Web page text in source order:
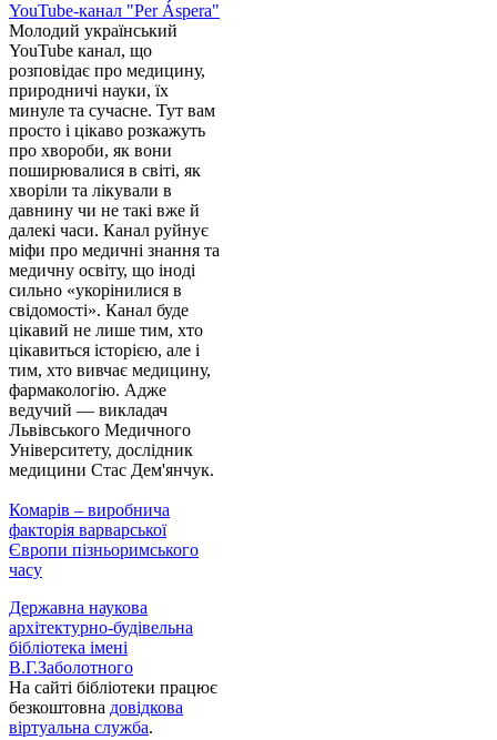
YouTube-канал "Per Áspera"
Молодий український
YouTube канал, що
розповідає про медицину,
природничі науки, їх
минуле та сучасне. Тут вам
просто і цікаво розкажуть
про хвороби, як вони
поширювалися в світі, як
хворіли та лікували в
давнину чи не такі вже й
далекі часи. Канал руйнує
міфи про медичні знання та
медичну освіту, що іноді
сильно «укорінилися в
свідомості». Канал буде
цікавий не лише тим, хто
цікавиться історією, але і
тим, хто вивчає медицину,
фармакологію. Адже
ведучий — викладач
Львівського Медичного
Університету, дослідник
медицини Стас Дем'янчук.
Комарів – виробнича
факторія варварської
Європи пізньоримського
часу
Державна наукова
архітектурно-будівельна
бібліотека імені
В.Г.Заболотного
На сайті бібліотеки працює
безкоштовна довідкова
віртуальна служба.